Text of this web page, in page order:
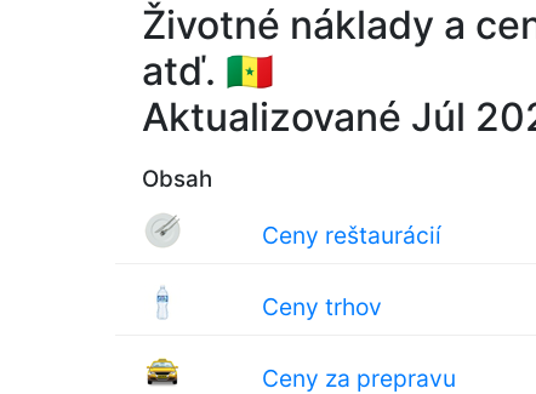
Životné náklady a
atď. 🇸🇳
Aktualizované Júl
Obsah
Ceny reštaurácií
Ceny trhov
Ceny za prepravu